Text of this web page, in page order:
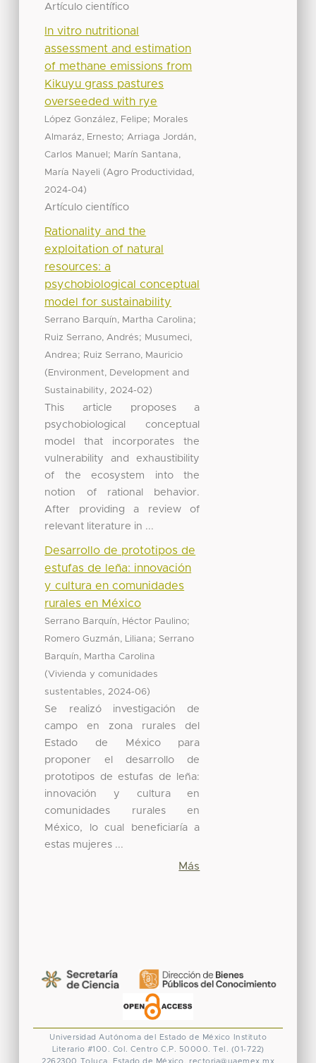
Artículo científico
In vitro nutritional
assessment and estimation
of methane emissions from
Kikuyu grass pastures
overseeded with rye
López González, Felipe; Morales
Almaráz, Ernesto; Arriaga Jordán,
Carlos Manuel ; Marín Santana,
María Nayeli (Agro Productividad,
2024-04)
Artículo científico
Rationality and the
exploitation of natural
resources: a
psychobiological conceptual
model for sustainability
Serrano Barquín, Martha Carolina;
Ruiz Serrano, Andrés; Musumeci,
Andrea; Ruiz Serrano, Mauricio
( Environment, Development and
Sustainability, 2024-02)
This article proposes a
psychobiological conceptual
model that incorporates the
vulnerability and exhaustibility
of the ecosystem into the
notion of rational behavior.
After providing a review of
relevant literature in ...
Desarrollo de prototipos de
estufas de leña: innovación
y cultura en comunidades
rurales en México
Serrano Barquín, Héctor Paulino;
Romero Guzmán, Liliana; Serrano
Barquín, Martha Carolina
(Vivienda y comunidades
sustentables, 2024-06)
Se realizó investigación de
campo en zona rurales del
Estado de México para
proponer el desarrollo de
prototipos de estufas de leña:
innovación y cultura en
comunidades rurales en
México, lo cual beneficiaría a
estas mujeres ...
Más
Universidad Autónoma del Estado de México
Instituto
Literario #100. Col. Centro C.P. 50000. Tel. (01-722)
2262300 Toluca, Estado de México. rectoria@uaemex.mx